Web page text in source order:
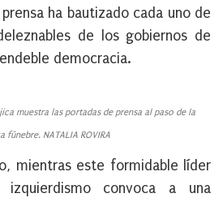
ha bautizado cada uno de
de los gobiernos de
democracia.
muestra las portadas de prensa al paso de la
fúnebre. NATALIA ROVIRA
mientras este formidable líder
convoca a una